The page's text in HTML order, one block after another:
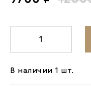
1
В наличии 1 шт.